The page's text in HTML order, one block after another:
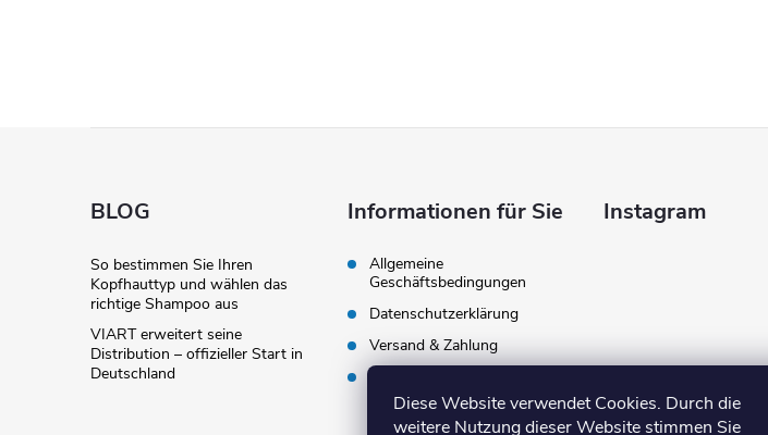
Diese Website verwendet Cookies. Durch die
weitere Nutzung dieser Website stimmen Sie
BLOG
So bestimmen Sie Ihren
Kopfhauttyp und wählen das
richtige Shampoo aus
VIART erweitert seine
Distribution – offizieller Start in
Deutschland
Informationen für Sie
Allgemeine
Geschäftsbedingungen
Datenschutzerklärung
Versand & Zahlung
Widerruf & Rückgabe
Instagram